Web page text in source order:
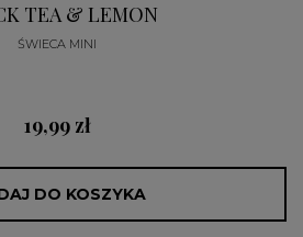
TEA & LEMON
ŚWIECA MINI
19,99 zł
DO KOSZYKA